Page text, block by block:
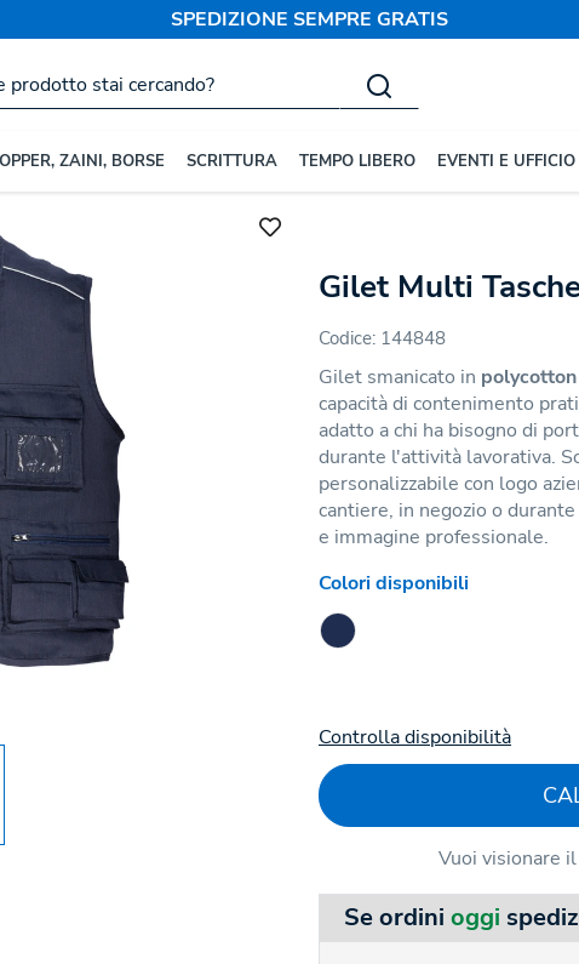
SPEDIZIONE SEMPRE GRATIS
ZAINI, BORSE SCRITTURA TEMPO LIBERO EVENTI E UFFICIO
Gilet Multi
Codice: 144848
Gilet smanicato in polycotton
capacità di contenimento
adatto a chi ha bisogno di
durante l'attività lavorativa.
personalizzabile con logo
cantiere, in negozio o
e immagine professionale.
Colori disponibili
Controlla disponibilità
Vuoi visionare
Se ordini oggi